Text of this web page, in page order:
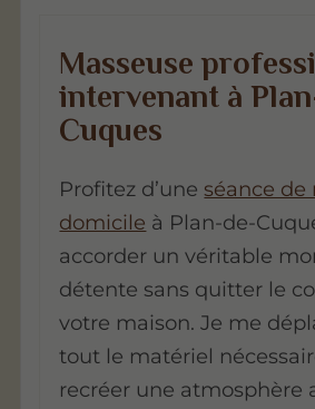
Masseuse
intervenant à
Cuques
Profitez d’une séance de
domicile à Plan-de-
accorder un véritable
détente sans quitter le
votre maison. Je me
tout le matériel
recréer une atmosphère